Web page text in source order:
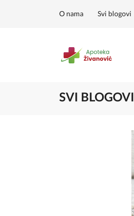
O nama Svi blogovi
SVI BLOGOVI